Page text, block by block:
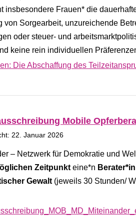
insbesondere Frauen* die
von Sorgearbeit, unzureichende
oder steuer- und
keine rein individuellen
Die Abschaffung des
Mobile
22. Januar 2026
– Netzwerk für Demokratie und
Zeitpunkt eine*n
Gewalt (jeweils 30 Stunden/